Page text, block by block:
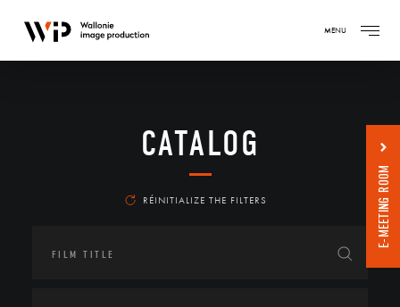
MENU
CATALOG
RÉINITIALIZE THE FILTERS E-MEETING ROOM